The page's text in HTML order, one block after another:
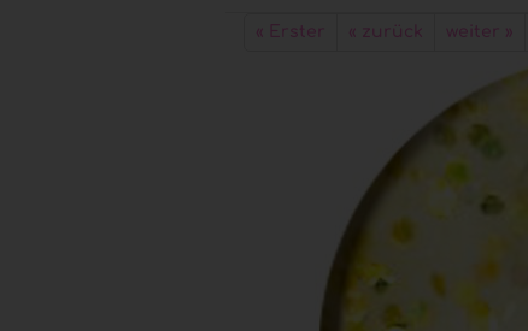
Flüssigkeiten anzeigen
Elektr. Geräte anzeigen
Lichthärtungsgeräte
Fräser & Zubehör
« Erster « zurück weiter »